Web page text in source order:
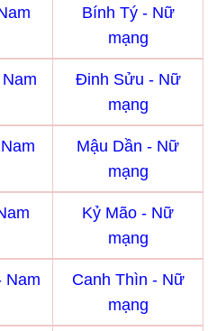
Bính Tý - Nữ
mạng
Đinh Sửu - Nữ
mạng
Mậu Dần - Nữ
mạng
Kỷ Mão - Nữ
mạng
Nam
Canh Thìn - Nữ
mạng